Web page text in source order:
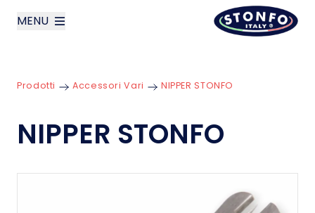
MENU
Prodotti
Prodotti Accessori Vari NIPPER STONFO
NIPPER STONFO